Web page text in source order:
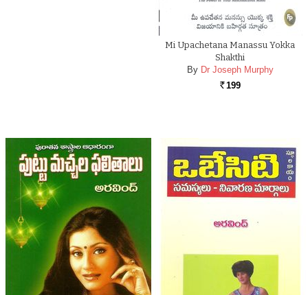
Mi Upachetana Manassu Yokka
Shakthi
By Dr Joseph Murphy
Rs. 199